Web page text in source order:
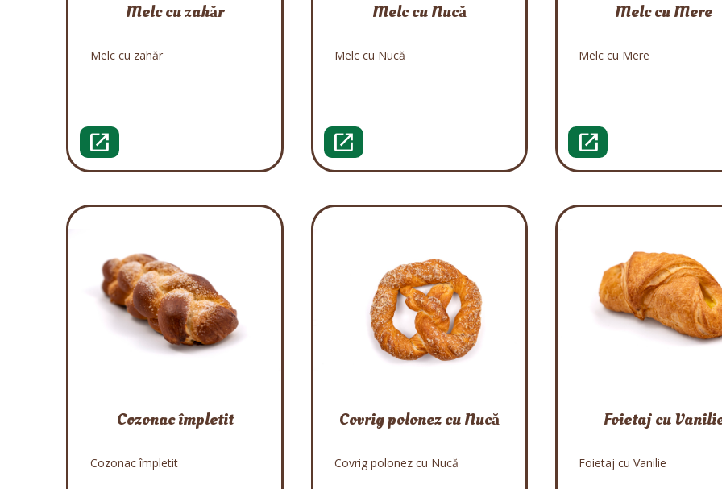
Melc cu zahăr
Melc cu zahăr
open_in_new
Melc cu Nucă
Melc cu Nucă
open_in_new
Melc cu Mere
Melc cu Mere
open_in_new
Cozonac împletit
Cozonac împletit
Covrig polonez cu Nucă
Covrig polonez cu Nucă
Foietaj cu
Foietaj cu Vanilie